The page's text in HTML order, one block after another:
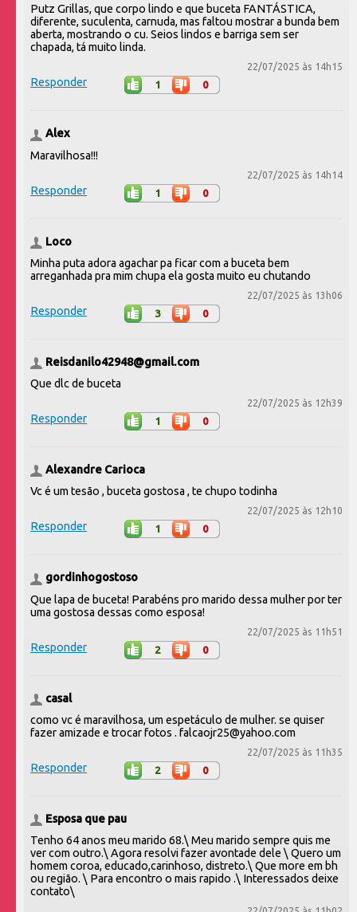
Putz Grillas, que corpo lindo e que buceta FANTÁSTICA,
diferente, suculenta, carnuda, mas faltou mostrar a bunda bem
aberta, mostrando o cu. Seios lindos e barriga sem ser
chapada, tá muito linda.
22/07/2025 às 14h15
Responder 1 0
Alex
Maravilhosa!!!
22/07/2025 às 14h14
Responder 1 0
Loco
Minha puta adora agachar pa ficar com a buceta bem
arreganhada pra mim chupa ela gosta muito eu chutando
22/07/2025 às 13h06
Responder 3 0
Reisdanilo42948@gmail.com
Que dlc de buceta
22/07/2025 às 12h39
Responder 1 0
Alexandre Carioca
Vc é um tesão , buceta gostosa , te chupo todinha
22/07/2025 às 12h10
Responder 1 0
gordinhogostoso
Que lapa de buceta! Parabéns pro marido dessa mulher por ter
uma gostosa dessas como esposa!
22/07/2025 às 11h51
Responder 2 0
casal
como vc é maravilhosa, um espetáculo de mulher. se quiser
fazer amizade e trocar fotos . falcaojr25@yahoo.com
22/07/2025 às 11h35
Responder 2 0
Esposa que pau
Tenho 64 anos meu marido 68.\ Meu marido sempre quis me
ver com outro.\ Agora resolvi fazer avontade dele \ Quero um
homem coroa, educado,carinhoso, distreto.\ Que more em bh
ou região. \ Para encontro o mais rapido .\ Interessados deixe
contato\